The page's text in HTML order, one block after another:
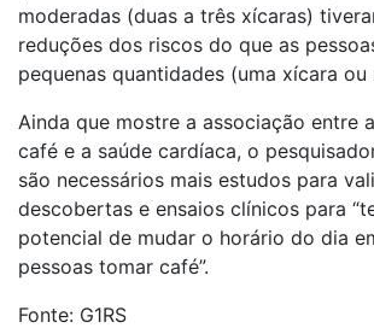
moderadas (duas a três xícaras)
reduções dos riscos do que as
pequenas quantidades (uma xícara ou
Ainda que mostre a associação entre
café e a saúde cardíaca, o
são necessários mais estudos para
descobertas e ensaios clínicos para
potencial de mudar o horário do dia
pessoas tomar café”.
Fonte: G1RS